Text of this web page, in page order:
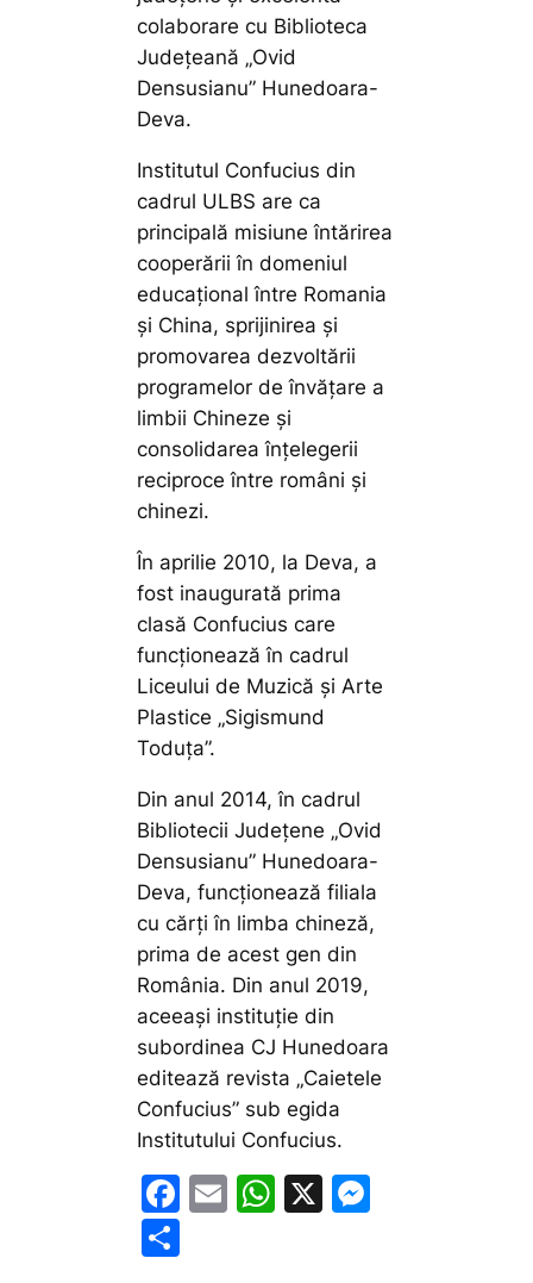
colaborare cu Biblioteca
Județeană „Ovid
Densusianu” Hunedoara-
Deva.
Institutul Confucius din
cadrul ULBS are ca
principală misiune întărirea
cooperării în domeniul
educaţional între Romania
şi China, sprijinirea şi
promovarea dezvoltării
programelor de învăţare a
limbii Chineze şi
consolidarea înţelegerii
reciproce între români şi
chinezi.
În aprilie 2010, la Deva, a
fost inaugurată prima
clasă Confucius care
funcționează în cadrul
Liceului de Muzică și Arte
Plastice „Sigismund
Toduța”.
Din anul 2014, în cadrul
Bibliotecii Județene „Ovid
Densusianu” Hunedoara-
Deva, funcționează filiala
cu cărți în limba chineză,
prima de acest gen din
România. Din anul 2019,
aceeași instituție din
subordinea CJ Hunedoara
editează revista „Caietele
Confucius” sub egida
Institutului Confucius.
F
E
W X